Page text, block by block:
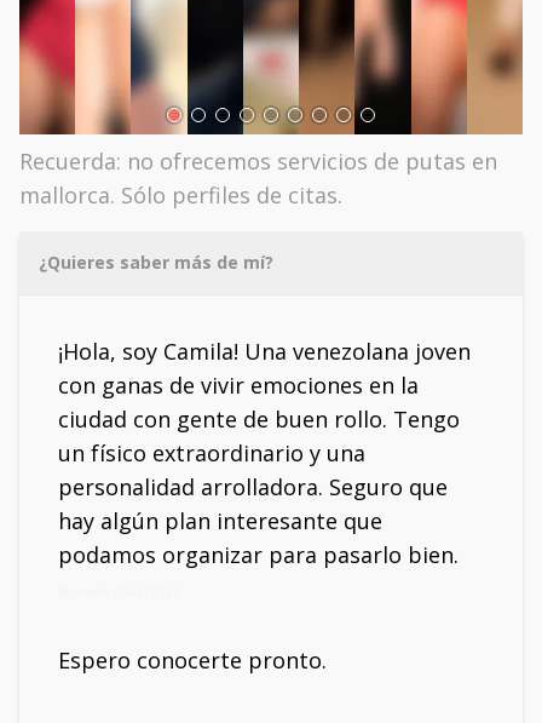
Recuerda: no ofrecemos servicios de putas en
mallorca. Sólo perfiles de citas.
¿Quieres saber más de mí?
¡Hola, soy Camila! Una venezolana joven
con ganas de vivir emociones en la
ciudad con gente de buen rollo. Tengo
un físico extraordinario y una
personalidad arrolladora. Seguro que
hay algún plan interesante que
podamos organizar para pasarlo bien.
Espero conocerte pronto.